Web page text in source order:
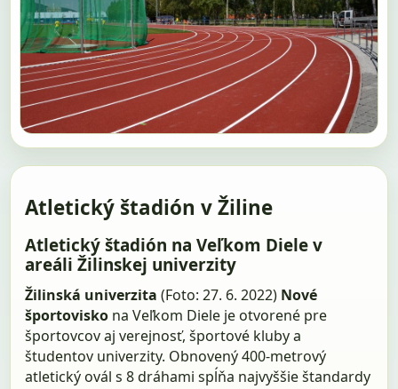
Atletický štadión v Žiline
Atletický štadión na Veľkom Diele v
areáli Žilinskej univerzity
Žilinská univerzita(Foto: 27. 6. 2022) Nové
športovisko na Veľkom Diele je otvorené pre
športovcov aj verejnosť, športové kluby a
študentov univerzity. Obnovený 400-metrový
atletický ovál s 8 dráhami spĺňa najvyššie štandardy